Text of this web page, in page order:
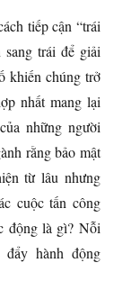
tiếp cận “trái
trái để giải
khiến chúng trở
nhất mang lại
những người
rằng bảo mật
từ lâu nhưng
cuộc tấn công
động là gì? Nỗi
hành động